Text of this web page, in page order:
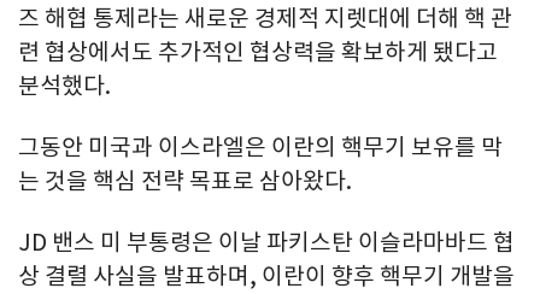
즈 해협 통제라는 새로운 경제적 지렛대에 더해 핵 관
련 협상에서도 추가적인 협상력을 확보하게 됐다고
분석했다.
그동안 미국과 이스라엘은 이란의 핵무기 보유를 막
는 것을 핵심 전략 목표로 삼아왔다.
JD 밴스 미 부통령은 이날 파키스탄 이슬라마바드 협
상 결렬 사실을 발표하며, 이란이 향후 핵무기 개발을